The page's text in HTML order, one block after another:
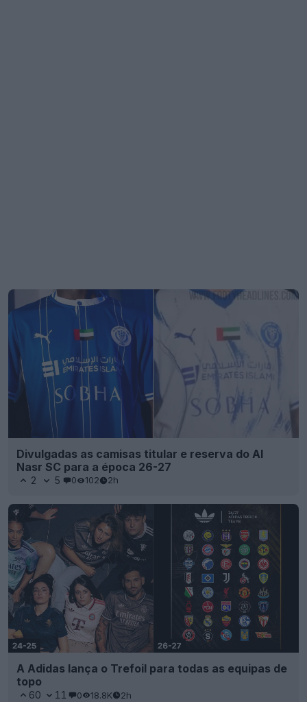
Divulgadas as camisas titular e reserva do Al
Nasr SC para a época 26-27
2 5 0 102 2h
A Adidas lança o Trefoil para todas as equipas de
topo
60 11 0 18.8K 2h